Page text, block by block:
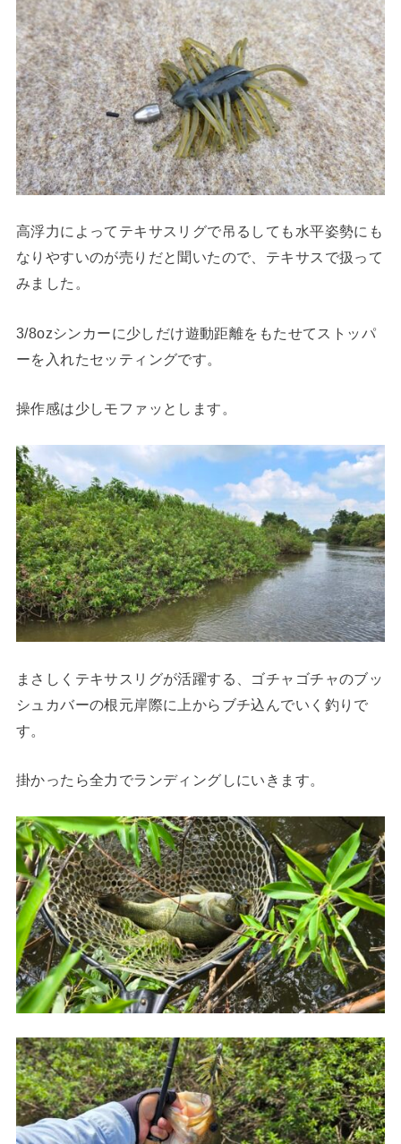
高浮力によってテキサスリグで吊るしても水平姿勢にも
なりやすいのが売りだと聞いたので、テキサスで扱って
みました。
3/8ozシンカーに少しだけ遊動距離をもたせてストッパ
ーを入れたセッティングです。
操作感は少しモファッとします。
まさしくテキサスリグが活躍する、ゴチャゴチャのブッ
シュカバーの根元岸際に上からブチ込んでいく釣りで
す。
掛かったら全力でランディングしにいきます。